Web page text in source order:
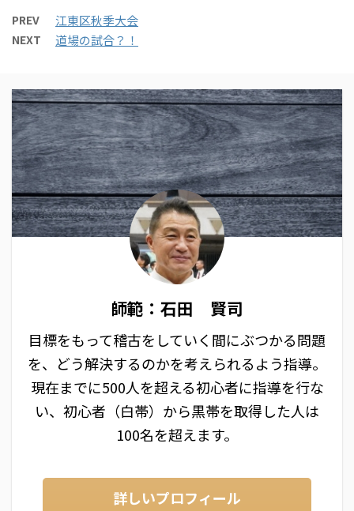
PREV 江東区秋季大会
NEXT 道場の試合？！
師範：石田 賢司
目標をもって稽古をしていく間にぶつかる問題
を、どう解決するのかを考えられるよう指導。
現在までに500人を超える初心者に指導を行な
い、初心者（白帯）から黒帯を取得した人は
100名を超えます。
詳しいプロフィール